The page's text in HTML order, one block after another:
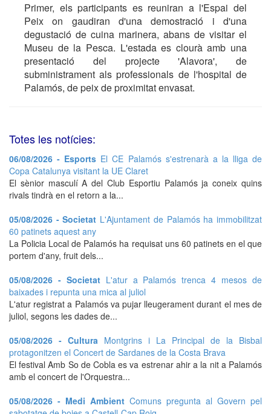
Primer, els participants es reuniran a l'Espai del
Peix on gaudiran d'una demostració i d'una
degustació de cuina marinera, abans de visitar el
Museu de la Pesca. L'estada es clourà amb una
presentació del projecte 'Alavora', de
subministrament als professionals de l'hospital de
Palamós, de peix de proximitat envasat.
Totes les notícies:
06/08/2026 - Esports El CE Palamós s'estrenarà a la lliga de
Copa Catalunya visitant la UE Claret
El sènior masculí A del Club Esportiu Palamós ja coneix quins
rivals tindrà en el retorn a la...
05/08/2026 - Societat L'Ajuntament de Palamós ha immobilitzat
60 patinets aquest any
La Policia Local de Palamós ha requisat uns 60 patinets en el que
portem d'any, fruit dels...
05/08/2026 - Societat L'atur a Palamós trenca 4 mesos de
baixades i repunta una mica al juliol
L'atur registrat a Palamós va pujar lleugerament durant el mes de
juliol, segons les dades de...
05/08/2026 - Cultura Montgrins i La Principal de la Bisbal
protagonitzen el Concert de Sardanes de la Costa Brava
El festival Amb So de Cobla es va estrenar ahir a la nit a Palamós
amb el concert de l'Orquestra...
05/08/2026 - Medi Ambient Comuns pregunta al Govern pel